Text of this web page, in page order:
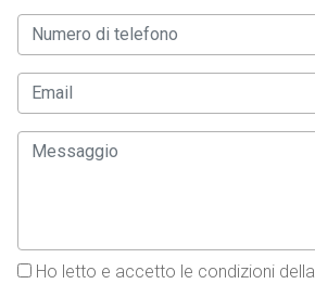
Ho letto e accetto le condizioni della